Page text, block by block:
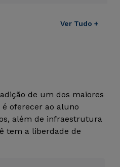
Ver Tudo +
de um dos maiores
oferecer ao aluno
além de infraestrutura
tem a liberdade de
e fácil
e fácil